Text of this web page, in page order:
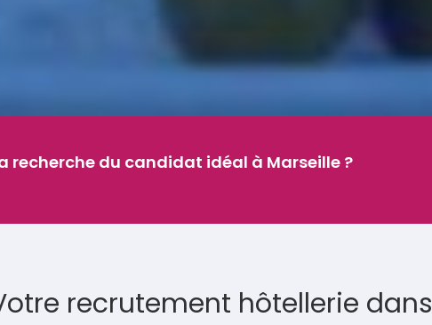
recherche du candidat idéal à Marseille ?
recrutement hôtellerie